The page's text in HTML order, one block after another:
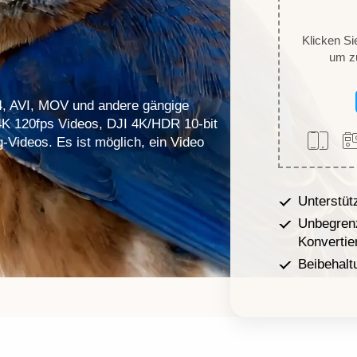
AVI, MOV und andere gängige
120fps Videos, DJI 4K/HDR 10-bit
Videos. Es ist möglich, ein Video
Klicken
um